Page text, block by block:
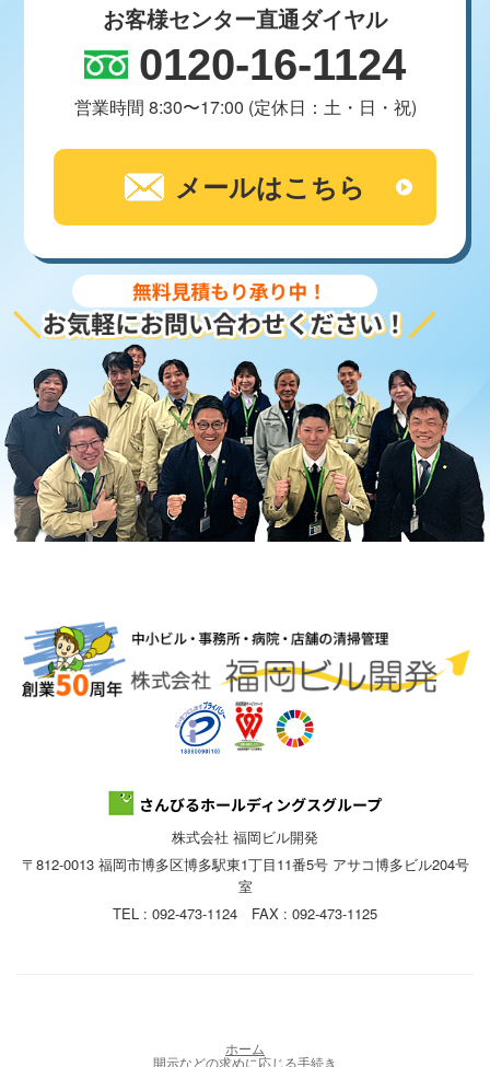
お客様センター直通ダイヤル
0120-16-1124
営業時間 8:30〜17:00 (定休日：土・日・祝)
メールはこちら
株式会社 福岡ビル開発
〒812-0013 福岡市博多区博多駅東1丁目11番5号 アサコ博多ビル204号
室
TEL : 092-473-1124 FAX : 092-473-1125
ホーム
開示などの求めに応じる手続き